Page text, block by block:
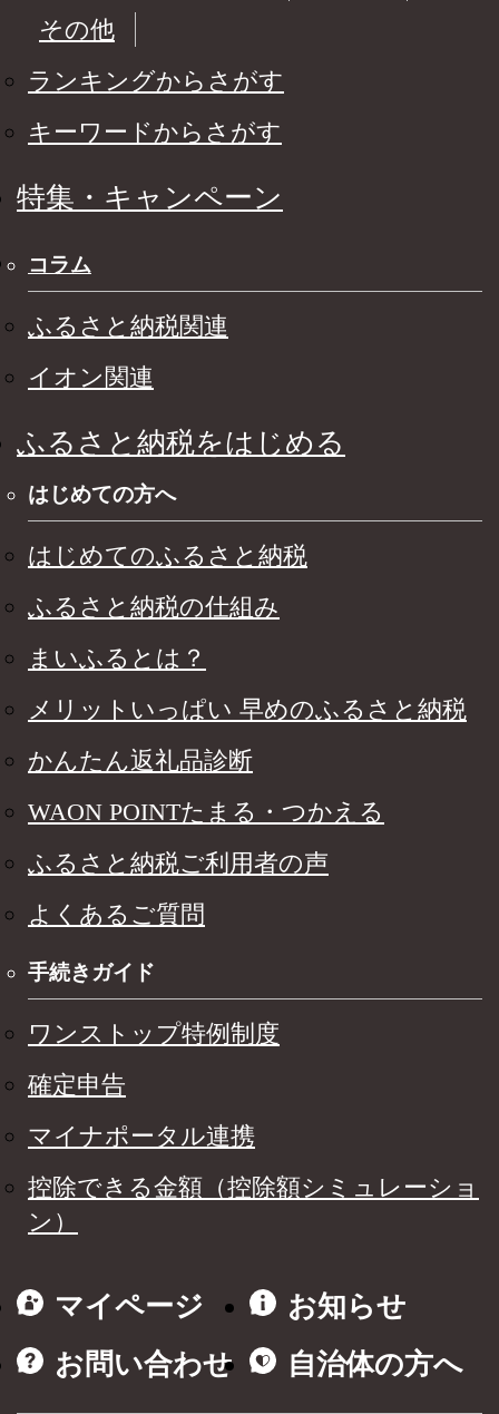
その他
ランキングからさがす
キーワードからさがす
特集・キャンペーン
コラム
ふるさと納税関連
イオン関連
ふるさと納税をはじめる
はじめての方へ
はじめてのふるさと納税
ふるさと納税の仕組み
まいふるとは？
メリットいっぱい 早めのふるさと納税
かんたん返礼品診断
WAON POINTたまる・つかえる
ふるさと納税ご利用者の声
よくあるご質問
手続きガイド
ワンストップ特例制度
確定申告
マイナポータル連携
控除できる金額（控除額シミュレーショ
ン）
マイページ
お知らせ
お問い合わせ
自治体の方へ